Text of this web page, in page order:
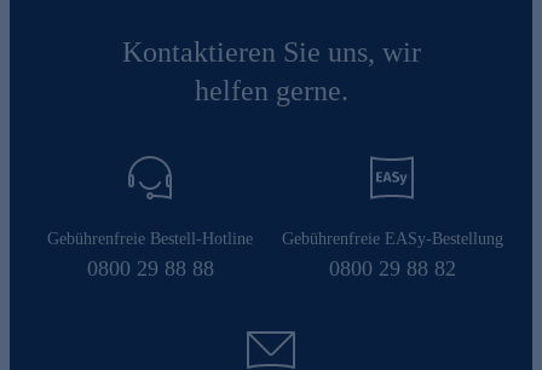
Kontaktieren Sie uns, wir
helfen gerne.
Gebührenfreie Bestell-Hotline
0800 29 88 88
Gebührenfreie EASy-Bestellung
0800 29 88 82